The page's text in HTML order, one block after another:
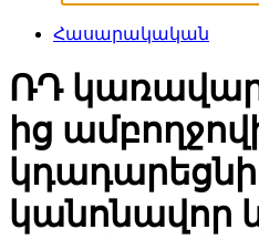
Հասարակական
ՌԴ
ից
կդադարեցնի
կանոնավոր